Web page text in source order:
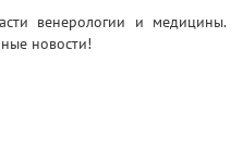
венерологии и медицины.
новости!